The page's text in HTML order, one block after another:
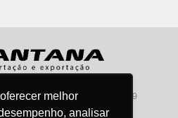
melhor
analisar
- CNPJ:57.464.653/0001-49
dias úteis, das 08:15hs às 18:00hs